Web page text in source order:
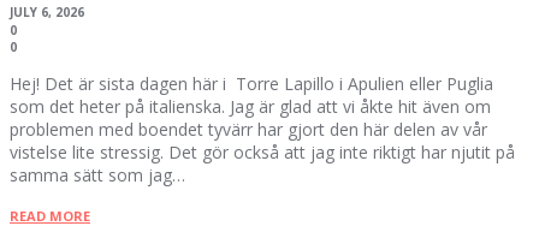
JULY 6, 2026
0
0
Hej! Det är sista dagen här i Torre Lapillo i Apulien eller Puglia
som det heter på italienska. Jag är glad att vi åkte hit även om
problemen med boendet tyvärr har gjort den här delen av vår
vistelse lite stressig. Det gör också att jag inte riktigt har njutit på
samma sätt som jag…
READ MORE